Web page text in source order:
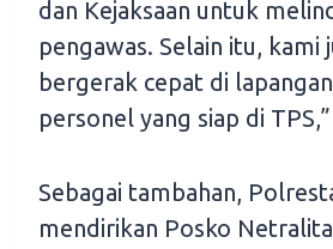
dan Kejaksaan untuk
pengawas. Selain itu, kami
bergerak cepat di
personel yang siap di
Sebagai tambahan,
mendirikan Posko